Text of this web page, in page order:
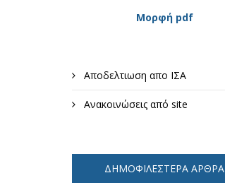
Μορφή pdf
Αποδελτιωση απο ΙΣΑ
Ανακοινώσεις από site
ΔΗΜΟΦΙΛΈΣΤΕΡΑ ΆΡΘΡΑ